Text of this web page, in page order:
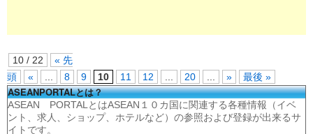
10 / 22
« 先
頭
« 8 9 10 11 12 20 » 最後 »
ASEANPORTALとは？
ASEAN PORTALとはASEAN１０カ国に関連する各種情報（イベ
ント、求人、ショップ、ホテルなど）の参照および登録が出来るサ
イトです。